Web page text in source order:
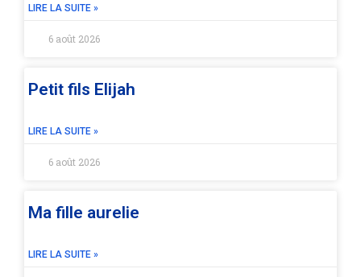
LIRE LA SUITE »
6 août 2026
Petit fils Elijah
LIRE LA SUITE »
6 août 2026
Ma fille aurelie
LIRE LA SUITE »